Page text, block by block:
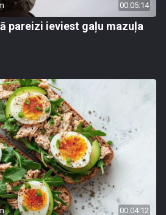
00:05:14
pareizi ieviest gaļu mazuļa
00:04:12